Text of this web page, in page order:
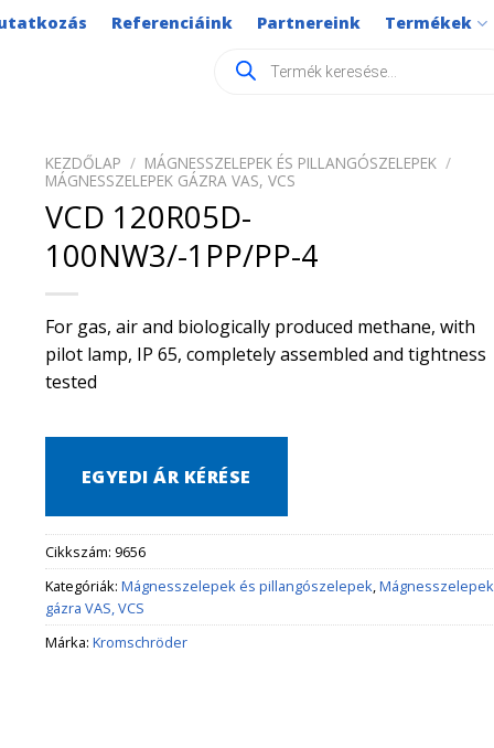
Referenciáink Partnereink Termékek
search
KEZDŐLAP / MÁGNESSZELEPEK ÉS PILLANGÓSZELEPEK /
MÁGNESSZELEPEK GÁZRA VAS, VCS
VCD 120R05D-
100NW3/-1PP/PP-4
For gas, air and biologically produced methane, with
pilot lamp, IP 65, completely assembled and tightness
tested
EGYEDI ÁR KÉRÉSE
Cikkszám: 9656
Kategóriák: Mágnesszelepek és pillangószelepek Mágnesszelepek
gázra VAS, VCS
Márka: Kromschröder